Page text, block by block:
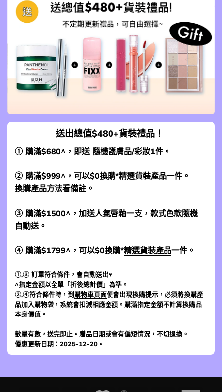
送出總值$480+貨裝禮品！
① 購滿$680^，即送 隨機護膚品/彩妝1件。
② 購滿$999^，可以$0換購*精選貨裝產品一件 。
換購產品方法看備註。
③ 購滿$1500^，加送人氣唇釉一支，款式色款隨機
自動送。
④ 購滿$1799^，可以$0換購*精選貨裝產品一件。
①,③ 訂單符合條件，會自動送出♥
^指定金額以全單「折後總計價」為準。
②,④符合條件時，到 購物車頁面便會出現換購提示，必須將換購產
品加入購物袋，系統會扣減相應金額。購滿指定金額不計算換購品
本身價值。
數量有數，送完即止。贈品日期或會有偏短情況，不切退換。
優惠更新日期：2025-12-20。